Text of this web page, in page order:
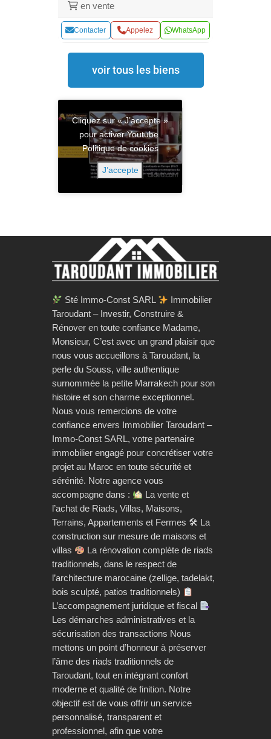
en vente
Contacter Appelez WhatsApp
voir tous les biens
Cliquez sur « J’accepte »
pour activer Youtube
Politique de cookies
J’accepte
Sté Immo-Const SARL
Immobilier
Taroudant – Investir, Construire &
Rénover en toute confiance Madame,
Monsieur, C’est avec un grand plaisir que
nous vous accueillons à Taroudant, la
perle du Souss, ville authentique
surnommée la petite Marrakech pour son
histoire et son charme exceptionnel.
Nous vous remercions de votre
confiance envers Immobilier Taroudant –
Immo-Const SARL, votre partenaire
immobilier engagé pour concrétiser votre
projet au Maroc en toute sécurité et
sérénité. Notre agence vous
accompagne dans :
La vente et
l’achat de Riads, Villas, Maisons,
Terrains, Appartements et Fermes 🛠 La
construction sur mesure de maisons et
villas
La rénovation complète de riads
traditionnels, dans le respect de
l’architecture marocaine (zellige, tadelakt,
bois sculpté, patios traditionnels)
L’accompagnement juridique et fiscal
Les démarches administratives et la
sécurisation des transactions Nous
mettons un point d’honneur à préserver
l’âme des riads traditionnels de
Taroudant, tout en intégrant confort
moderne et qualité de finition. Notre
objectif est de vous offrir un service
personnalisé, transparent et
professionnel, afin que votre